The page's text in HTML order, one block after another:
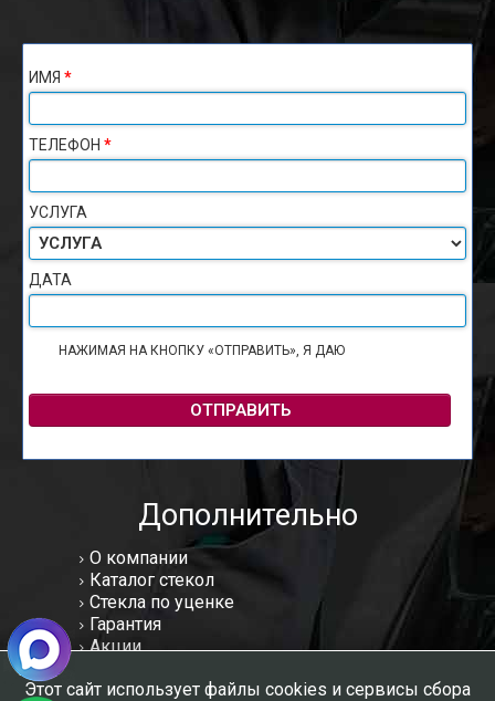
ИМЯ *
ТЕЛЕФОН *
УСЛУГА
ДАТА
НАЖИМАЯ НА КНОПКУ «ОТПРАВИТЬ», Я ДАЮ
ОТПРАВИТЬ
Дополнительно
О компании
Каталог стекол
Стекла по уценке
Гарантия
Акции
Отзывы
Этот сайт использует файлы cookies и сервисы сбора